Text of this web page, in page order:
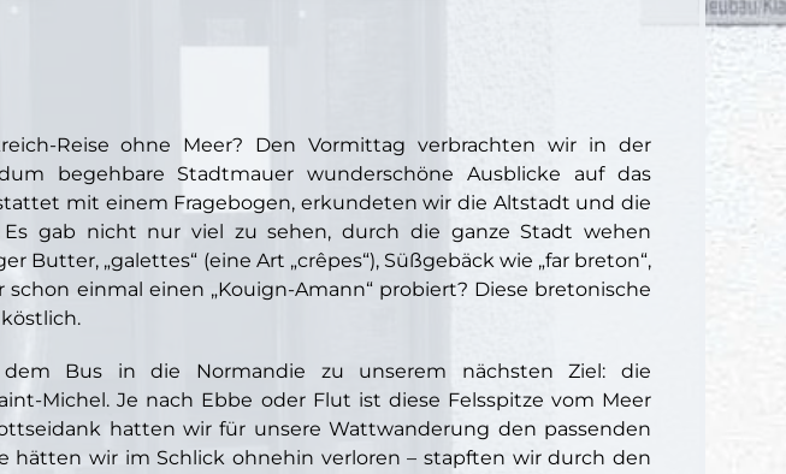
Reise ohne Meer? Den Vormittag verbrachten wir in der
begehbare Stadtmauer wunderschöne Ausblicke auf das
mit einem Fragebogen, erkundeten wir die Altstadt und die
Es gab nicht nur viel zu sehen, durch die ganze Stadt wehen
Butter, „galettes“ (eine Art „crêpes“), Süßgebäck wie „far breton“,
einmal einen „Kouign-Amann“ probiert? Diese bretonische
Bus in die Normandie zu unserem nächsten Ziel: die
Michel. Je nach Ebbe oder Flut ist diese Felsspitze vom Meer
hatten wir für unsere Wattwanderung den passenden
hätten wir im Schlick ohnehin verloren – stapften wir durch den